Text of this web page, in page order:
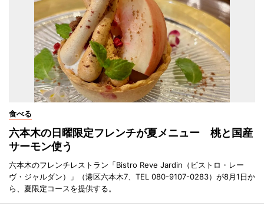
食べる
六本木の日曜限定フレンチが夏メニュー 桃と国産
サーモン使う
六本木のフレンチレストラン「Bistro Reve Jardin（ビストロ・レー
ヴ・ジャルダン）」（港区六本木7、TEL 080-9107-0283）が8月1日か
ら、夏限定コースを提供する。